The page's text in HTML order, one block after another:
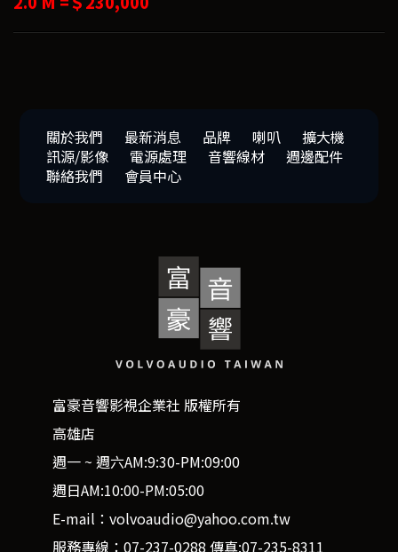
關於我們 最新消息 品牌 喇叭
擴大機
訊源/影像
電源處理 音響線材
週邊配件
聯絡我們
會員中心
富豪音響影視企業社 版權所有
高雄店
週一 ~ 週六AM:9:30-PM:09:00
週日AM:10:00-PM:05:00
E-mail：volvoaudio@yahoo.com.tw
服務專線：07-237-0288 傳真:07-235-8311